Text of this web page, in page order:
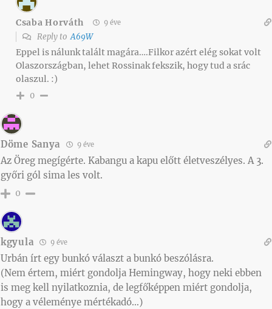
Csaba Horváth 9 éve
Reply toA69W
Eppel is nálunk talált magára….Filkor azért elég sokat volt
Olaszországban, lehet Rossinak fekszik, hogy tud a srác
olaszul. :)
0
Döme Sanya 9 éve
Az Öreg megígérte. Kabangu a kapu előtt életveszélyes. A 3.
győri gól sima les volt.
0
kgyula 9 éve
Urbán írt egy bunkó választ a bunkó beszólásra.
(Nem értem, miért gondolja Hemingway, hogy neki ebben
is meg kell nyilatkoznia, de legfőképpen miért gondolja,
hogy a véleménye mértékadó…)